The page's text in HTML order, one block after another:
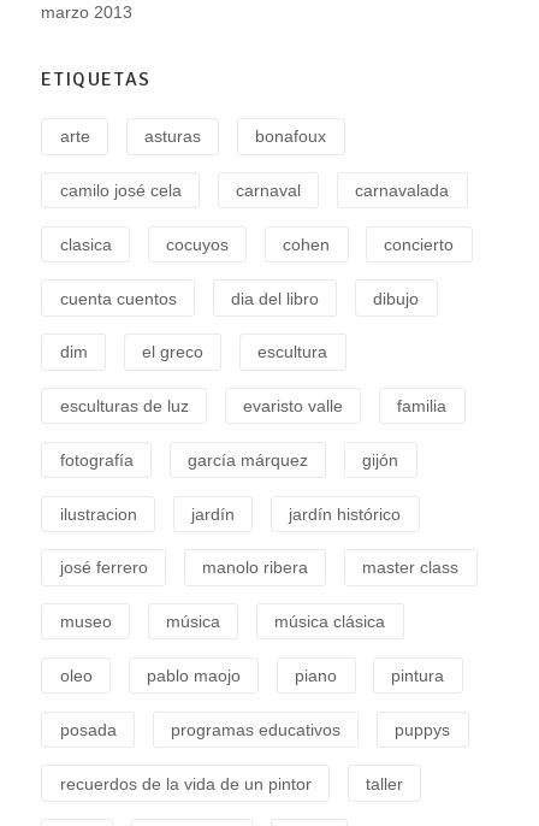
marzo 2013
ETIQUETAS
arte asturas bonafoux
camilo josé cela carnaval carnavalada
clasica cocuyos cohen concierto
cuenta cuentos dia del libro dibujo
dim el greco escultura
esculturas de luz evaristo valle familia
fotografía garcía márquez gijón
ilustracion jardín jardín histórico
josé ferrero manolo ribera master class
museo música música clásica
oleo pablo maojo piano pintura
posada programas educativos puppys
recuerdos de la vida de un pintor taller